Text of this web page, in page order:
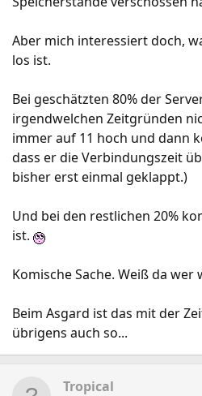
Aber mich interessiert doch,
los ist.
Bei geschätzten 80% der
irgendwelchen Zeitgründen
immer auf 11 hoch und dann
dass er die Verbindungszeit
bisher erst einmal geklappt.)
Und bei den restlichen 20%
ist.
Komische Sache. Weiß da wer
Beim Asgard ist das mit der
übrigens auch so...
Tropical